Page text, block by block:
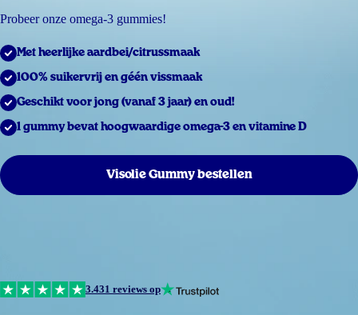
Probeer onze omega-3 gummies!
Met heerlijke aardbei/citrussmaak
100% suikervrij en géén vissmaak
Geschikt voor jong (vanaf 3 jaar) en oud!
1 gummy bevat hoogwaardige omega-3 en vitamine D
Visolie Gummy bestellen
3.431 reviews op